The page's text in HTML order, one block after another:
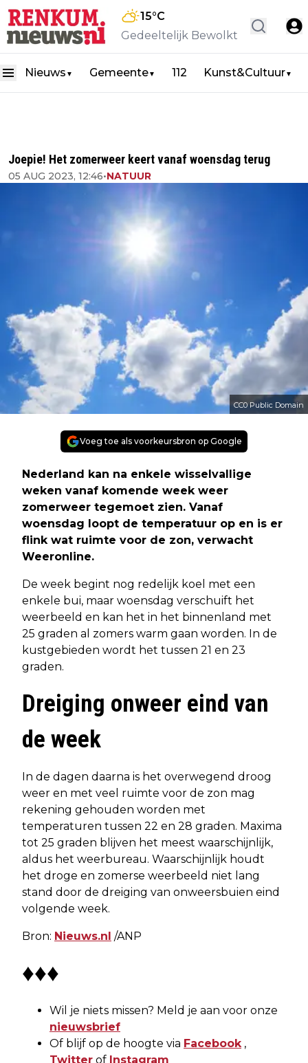
15°C
Gedeeltelijk Bewolkt
Nieuws ▼ Gemeente▼ 112 Kunst&Cultuur▼
Joepie! Het zomerweer keert vanaf woensdag terug
05 AUG 2023, 12:46•NATUUR
CC0 Public Domain
Voeg toe als voorkeursbron op Google
Nederland kan na enkele wisselvallige
weken vanaf komende week weer
zomerweer tegemoet zien. Vanaf
woensdag loopt de temperatuur op en is er
flink wat ruimte voor de zon, verwacht
Weeronline.
De week begint nog redelijk koel met een
enkele bui, maar woensdag verschuift het
weerbeeld en kan het in het binnenland met
25 graden al zomers warm gaan worden. In de
kustgebieden wordt het tussen 21 en 23
graden.
Dreiging onweer eind van
de week
In de dagen daarna is het overwegend droog
weer en met veel ruimte voor de zon mag
rekening gehouden worden met
temperaturen tussen 22 en 28 graden. Maxima
tot 25 graden blijven het meest waarschijnlijk,
aldus het weerbureau. Waarschijnlijk houdt
het droge en zomerse weerbeeld niet lang
stand door de dreiging van onweersbuien eind
volgende week.
Bron: Nieuws.nl /ANP
♦♦♦
Wil je niets missen? Meld je aan voor onze
nieuwsbrief
Of blijf op de hoogte via Facebook ,
Twitter of Instagram